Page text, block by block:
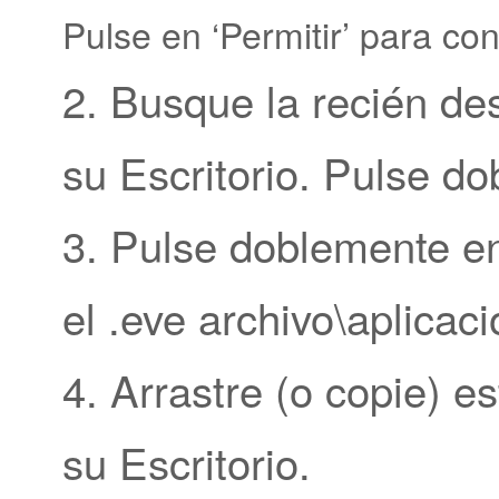
Pulse en ‘Permitir’ para
2. Busque la recién
su Escritorio. Pulse
3. Pulse doblemente
el .eve
4. Arrastre (o copie)
su Escritorio.